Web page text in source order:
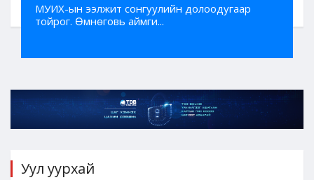
МУИХ-ын ээлжит сонгуулийн долоодугаар
тойрог. Өмнөговь аймги...
Уул уурхай